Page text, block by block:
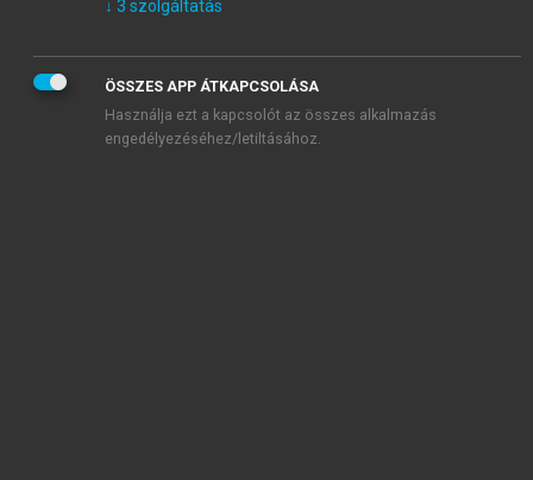
KIPRÓBÁLOM
↓ 3 szolgáltatás
ÖSSZES APP ÁTKAPCSOLÁSA
Használja ezt a kapcsolót az összes alkalmazás
engedélyezéséhez/letiltásához.